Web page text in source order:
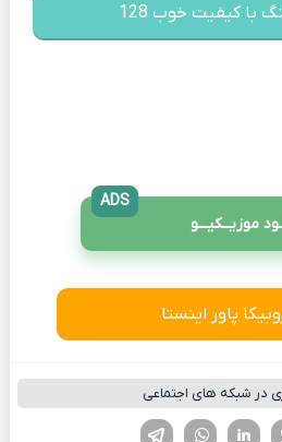
با کیفیت خوب 128
موزیــکیـــو
ADS
پاور اینستا
در شبکه های اجتماعی
لینکدین تویتر
فیسوک